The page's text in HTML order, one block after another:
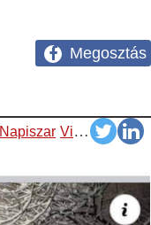
Megosztás
Napiszar Vicces